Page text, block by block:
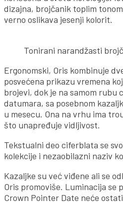
dizajna, brojčanik toplim
verno oslikava jesenji kolorit.
Tonirani narandžasti
Ergonomski, Oris kombinuje
posvećena prikazu vremena
brojevi, dok je na samom rubu
datumara, sa posebnom
u mesecu. Ona na vrhu ima
što unapređuje vidljivost.
Tekstualni deo ciferblata se
kolekcije i nezaobilazni naziv
Kazaljke su već viđene ali se
Oris promoviše. Luminacija se
Crown Pointer Date neće